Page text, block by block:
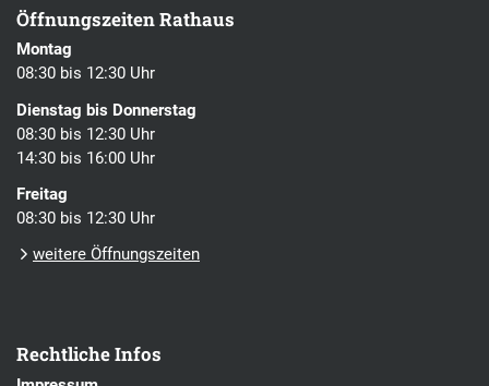
Öffnungszeiten Rathaus
Montag
08:30 bis 12:30 Uhr
Dienstag bis Donnerstag
08:30 bis 12:30 Uhr
14:30 bis 16:00 Uhr
Freitag
08:30 bis 12:30 Uhr
weitere Öffnungszeiten
Rechtliche Infos